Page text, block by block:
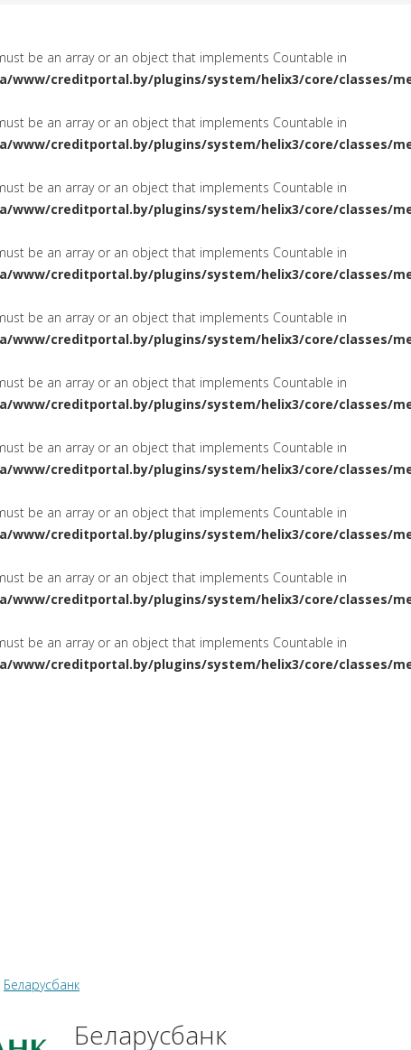
be an array or an object that implements Countable in
creditportal.by/plugins/system/helix3/core/classes/
be an array or an object that implements Countable in
creditportal.by/plugins/system/helix3/core/classes/
be an array or an object that implements Countable in
creditportal.by/plugins/system/helix3/core/classes/
be an array or an object that implements Countable in
creditportal.by/plugins/system/helix3/core/classes/
be an array or an object that implements Countable in
creditportal.by/plugins/system/helix3/core/classes/
be an array or an object that implements Countable in
creditportal.by/plugins/system/helix3/core/classes/
be an array or an object that implements Countable in
creditportal.by/plugins/system/helix3/core/classes/
be an array or an object that implements Countable in
creditportal.by/plugins/system/helix3/core/classes/
be an array or an object that implements Countable in
creditportal.by/plugins/system/helix3/core/classes/
be an array or an object that implements Countable in
creditportal.by/plugins/system/helix3/core/classes/
Беларусбанк
Беларусбанк